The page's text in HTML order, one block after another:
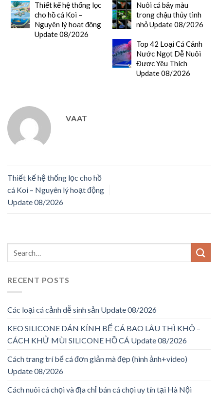
Thiết kế hệ thống lọc
cho hồ cá Koi –
Nguyên lý hoạt động
Update 08/2026
Nuôi cá bảy màu
trong chậu thủy tinh
nhỏ Update 08/2026
Top 42 Loại Cá Cảnh
Nước Ngọt Dễ Nuôi
Được Yêu Thích
Update 08/2026
VAAT
Thiết kế hệ thống lọc cho hồ
cá Koi – Nguyên lý hoạt động
Update 08/2026
RECENT POSTS
Các loại cá cảnh dễ sinh sản Update 08/2026
KEO SILICONE DÁN KÍNH BỂ CÁ BAO LÂU THÌ KHÔ –
CÁCH KHỬ MÙI SILICONE HỒ CÁ Update 08/2026
Cách trang trí bể cá đơn giản mà đẹp (hình ảnh+video)
Update 08/2026
Cách nuôi cá chọi và địa chỉ bán cá chọi uy tín tại Hà Nội